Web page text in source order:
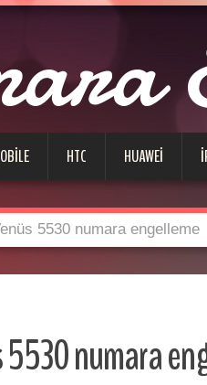
HTC HUAWEI
5530 numara engelleme
5530 numara